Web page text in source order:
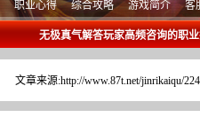
客
游戏简介
综合攻略
职业心得
无极真气解答玩家高频咨询的职
文章来源:http://www.87t.net/jinrikaiqu/